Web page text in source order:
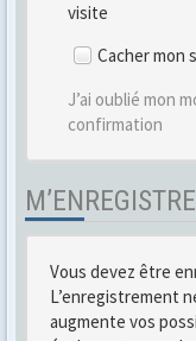
visite
Cacher mon
J’ai oublié mon
confirmation
Vous devez être
L’enregistrement
augmente vos